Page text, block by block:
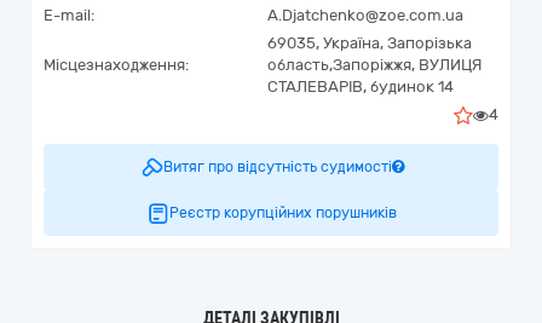
E-mail:
A.Djatchenko@zoe.com.ua
Місцезнаходження:
69035, Україна, Запорізька
область,Запоріжжя, ВУЛИЦЯ
СТАЛЕВАРІВ, будинок 14
4
Витяг про відсутність судимості
Реєстр корупційних порушників
ДЕТАЛІ ЗАКУПІВЛІ